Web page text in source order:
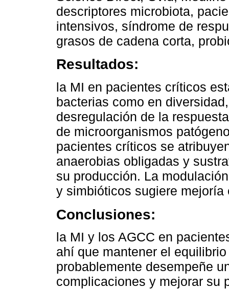
descriptores microbiota,
intensivos, síndrome de
grasos de cadena corta,
Resultados:
la MI en pacientes críticos
bacterias como en
desregulación de la
de microorganismos
pacientes críticos se
anaerobias obligadas y
su producción. La
y simbióticos sugiere
Conclusiones:
la MI y los AGCC en
ahí que mantener el
probablemente desempeñe
complicaciones y mejorar su